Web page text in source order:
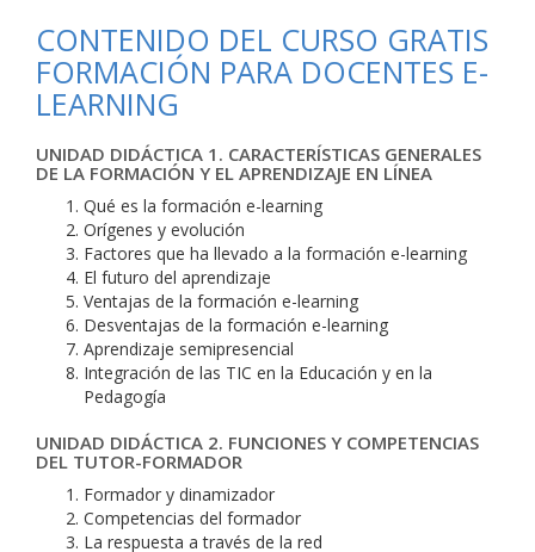
CONTENIDO DEL CURSO GRATIS
FORMACIÓN PARA DOCENTES E-
LEARNING
UNIDAD DIDÁCTICA 1. CARACTERÍSTICAS GENERALES
DE LA FORMACIÓN Y EL APRENDIZAJE EN LÍNEA
Qué es la formación e-learning
Orígenes y evolución
Factores que ha llevado a la formación e-learning
El futuro del aprendizaje
Ventajas de la formación e-learning
Desventajas de la formación e-learning
Aprendizaje semipresencial
Integración de las TIC en la Educación y en la
Pedagogía
UNIDAD DIDÁCTICA 2. FUNCIONES Y COMPETENCIAS
DEL TUTOR-FORMADOR
Formador y dinamizador
Competencias del formador
La respuesta a través de la red